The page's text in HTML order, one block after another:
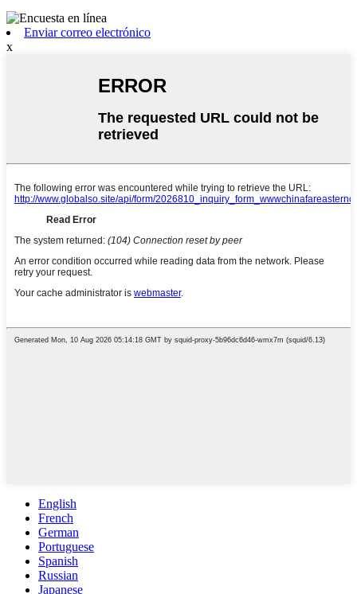
Enviar correo electrónico
x
English
French
German
Portuguese
Spanish
Russian
Japanese